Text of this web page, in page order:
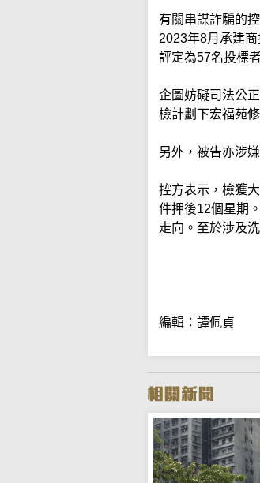
有關串謀詐騙的
2023年8月承建
評定為57名投標
企圖妨礙司法公
檢計劃下宏福苑
另外，被告亦涉
控方表示，檢獲
件押後12個星期
走向。至於涉及
編輯：譚佩貞